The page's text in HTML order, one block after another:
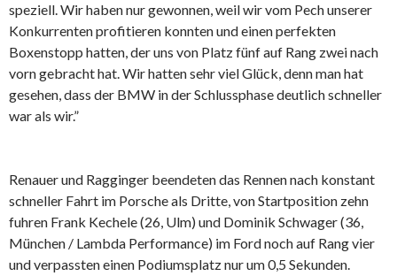
speziell. Wir haben nur gewonnen, weil wir vom Pech unserer
Konkurrenten profitieren konnten und einen perfekten
Boxenstopp hatten, der uns von Platz fünf auf Rang zwei nach
vorn gebracht hat. Wir hatten sehr viel Glück, denn man hat
gesehen, dass der BMW in der Schlussphase deutlich schneller
war als wir.”
Renauer und Ragginger beendeten das Rennen nach konstant
schneller Fahrt im Porsche als Dritte, von Startposition zehn
fuhren Frank Kechele (26, Ulm) und Dominik Schwager (36,
München / Lambda Performance) im Ford noch auf Rang vier
und verpassten einen Podiumsplatz nur um 0,5 Sekunden.